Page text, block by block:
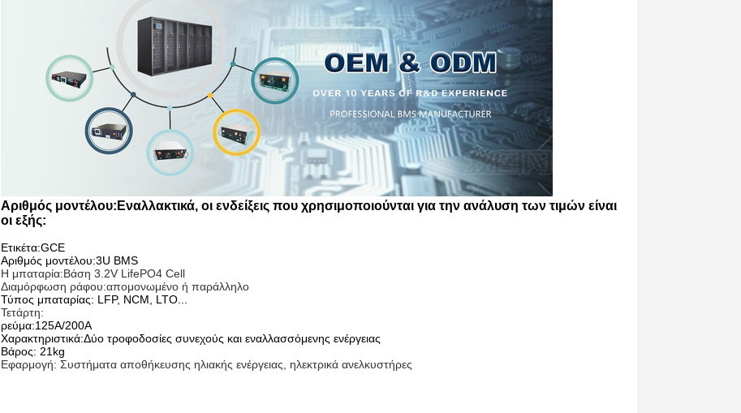
Αριθμός μοντέλου: Εναλλακτικά, οι ενδείξεις που χρησιμοποιούνται για την ανάλυση των τιμών είναι
οι εξής:
Ετικέτα:GCE
Αριθμός μοντέλου:3U BMS
Η μπαταρία:Βάση 3.2V LifePO4 Cell
Διαμόρφωση ράφου:απομονωμένο ή παράλληλο
Τύπος μπαταρίας: LFP, NCM, LTO...
Τετάρτη:
ρεύμα:125A/200A
Χαρακτηριστικά:Δύο τροφοδοσίες συνεχούς και εναλλασσόμενης ενέργειας
Βάρος: 21kg
Εφαρμογή: Συστήματα αποθήκευσης ηλιακής ενέργειας, ηλεκτρικά ανελκυστήρες